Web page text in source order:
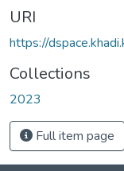
URI
https://
Collections
2023
Full item page